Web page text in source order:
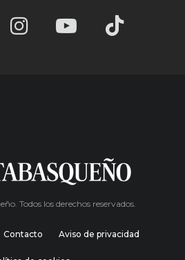
Todos los derechos reservados.
Contacto Aviso de privacidad